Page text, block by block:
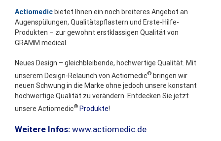
Actiomedic bietet Ihnen ein noch breiteres Angebot an
Augenspülungen, Qualitätspflastern und Erste-Hilfe-
Produkten – zur gewohnt erstklassigen Qualität von
GRAMM medical.
Neues Design – gleichbleibende, hochwertige Qualität. Mit
unserem Design-Relaunch von Actiomedic® bringen wir
neuen Schwung in die Marke ohne jedoch unsere konstant
hochwertige Qualität zu verändern. Entdecken Sie jetzt
unsere Actiomedic® Produkte!
Weitere Infos: www.actiomedic.de